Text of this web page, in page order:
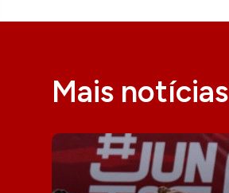
Mais notícias